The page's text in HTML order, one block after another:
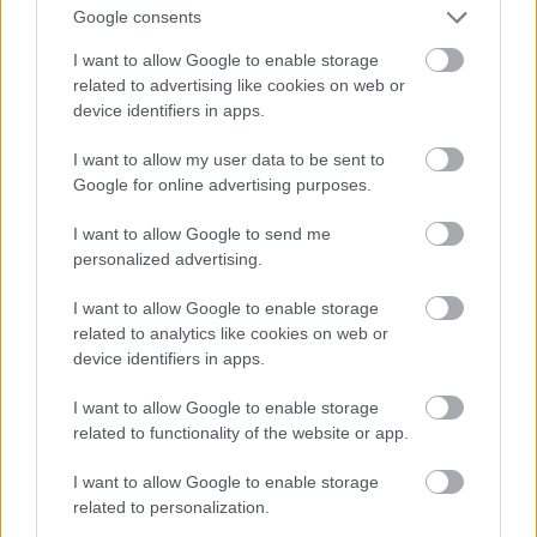
Google consents
I want to allow Google to enable storage
related to advertising like cookies on web or
device identifiers in apps.
I want to allow my user data to be sent to
Google for online advertising purposes.
I want to allow Google to send me
personalized advertising.
I want to allow Google to enable storage
related to analytics like cookies on web or
device identifiers in apps.
I want to allow Google to enable storage
related to functionality of the website or app.
I want to allow Google to enable storage
related to personalization.
συναισθηματικά και σωματικά επίπονη, αλλά τα
αποτελέσματά της είναι ενθαρρυντικά. Σύμφωνα
με στατιστικά στοιχεία,στην Ελλάδα διεξάγονται
κάθε χρόνο περίπου 15.000 επιτυχημένες
θεραπείες IVF.
Το κόστος, επίσης, θα παίξει εξίσου σημαντικό
ρόλο στην επιλογή θεραπείας από το ζευγάρι,
αγγίξει ποσά πολλών χιλιάδων ευρώ.
Τα κρατικά
ασφαλιστικά ταμεία αναλαμβάνουν μέρος της
χειρουργικών), ενώ στα δημόσια νοσοκομεία που
αναπαραγωγής δεν υπάρχει καμία οικονομική
επιβάρυνση. Οι ιδιωτικές ασφαλιστικές εταιρίες,